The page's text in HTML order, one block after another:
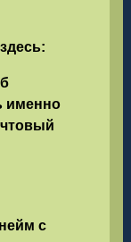
именно
с